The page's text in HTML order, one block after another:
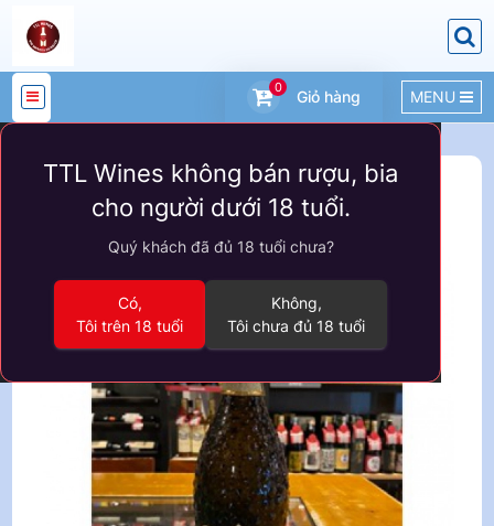
MỤC
MENU
0 Giỏ hàng
TTL Wines không bán rượu, bia
cho người dưới 18 tuổi.
Quý khách đã đủ 18 tuổi chưa?
Có,
Tôi trên 18 tuổi
Không,
Tôi chưa đủ 18 tuổi
Sản phẩm VANG Ý